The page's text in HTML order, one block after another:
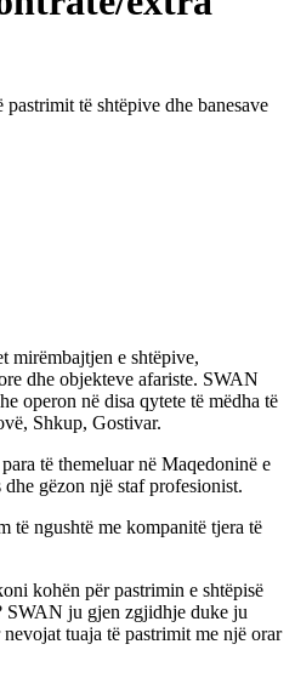
të shtëpive dhe banesave
mirëmbajtjen e shtëpive,
dhe objekteve afariste. SWAN
operon në disa qytete të mëdha të
Shkup, Gostivar.
të themeluar në Maqedoninë e
gëzon një staf profesionist.
të ngushtë me kompanitë tjera të
kohën për pastrimin e shtëpisë
SWAN ju gjen zgjidhje duke ju
tuaja të pastrimit me një orar